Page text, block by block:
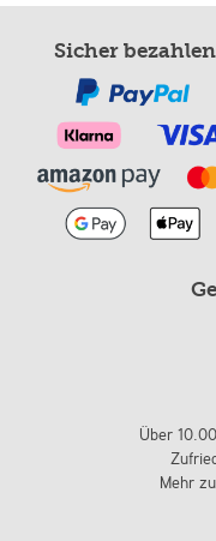
Sicher bezahlen
Über
Mehr